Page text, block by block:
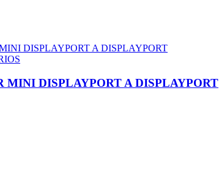
MINI DISPLAYPORT A DISPLAYPORT